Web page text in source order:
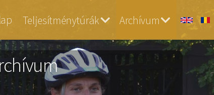
Teljesítménytúrák Archívum